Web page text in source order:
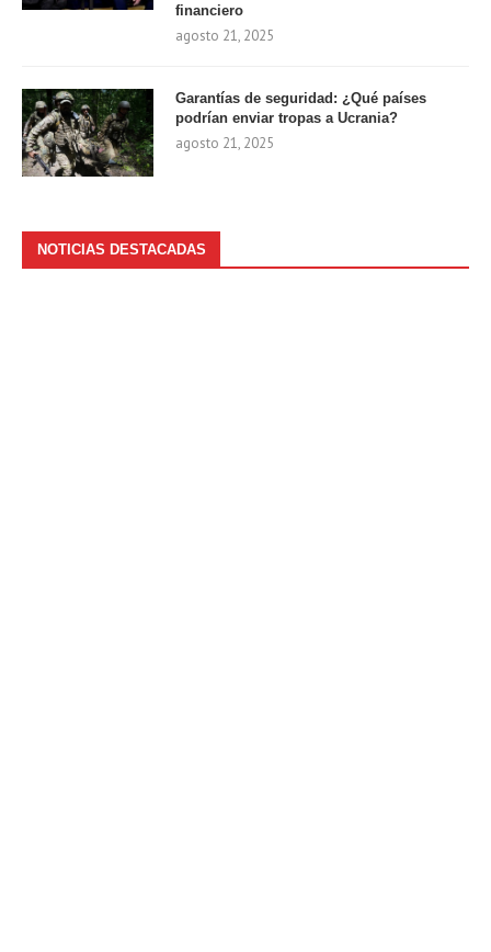
financiero
agosto 21, 2025
Garantías de seguridad: ¿Qué países
podrían enviar tropas a Ucrania?
agosto 21, 2025
NOTICIAS DESTACADAS